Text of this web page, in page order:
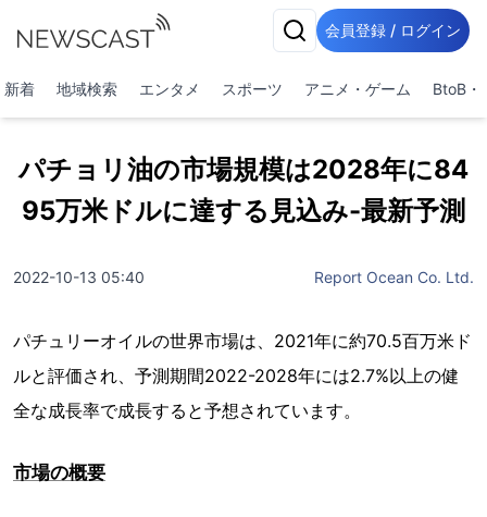
会員登録 / ログイン
新着 地域検索 エンタメ スポーツ アニメ・ゲーム BtoB・
パチョリ油の市場規模は2028年に84
95万米ドルに達する見込み-最新予測
2022-10-13 05:40 Report Ocean Co. Ltd.
パチュリーオイルの世界市場は、2021年に約70.5百万米ド
ルと評価され、予測期間2022-2028年には2.7%以上の健
全な成長率で成長すると予想されています。
市場の概要